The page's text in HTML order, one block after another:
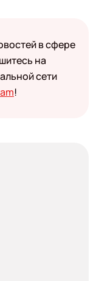
в сфере
на
сети
!